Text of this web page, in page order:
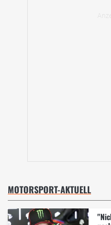
MOTORSPORT-AKTUELL